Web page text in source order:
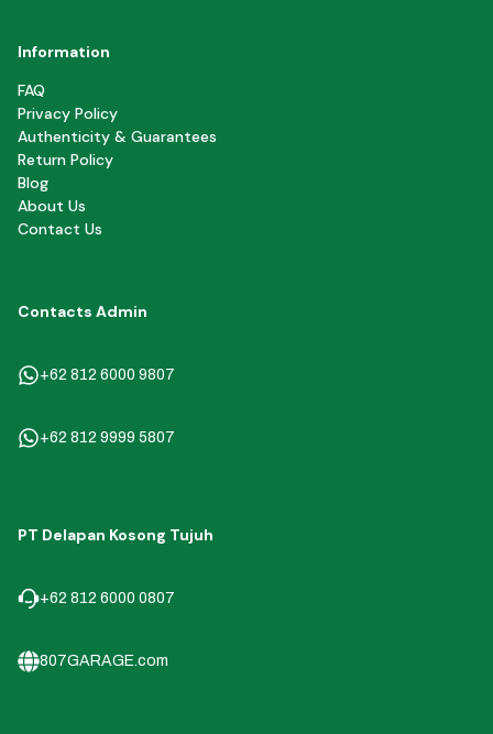
Information
FAQ
Privacy Policy
Authenticity & Guarantees
Return Policy
Blog
About Us
Contact Us
Contacts Admin
+62 812 6000 9807
+62 812 9999 5807
PT Delapan Kosong Tujuh
+62 812 6000 0807
807GARAGE.com